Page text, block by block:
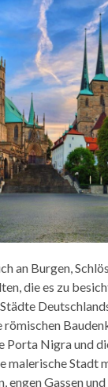
an Burgen,
die es zu
römischen
Porta Nigra und
malerische Stadt
engen Gassen und